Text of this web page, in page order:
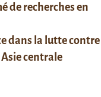
de recherches en
dans la lutte contre
centrale